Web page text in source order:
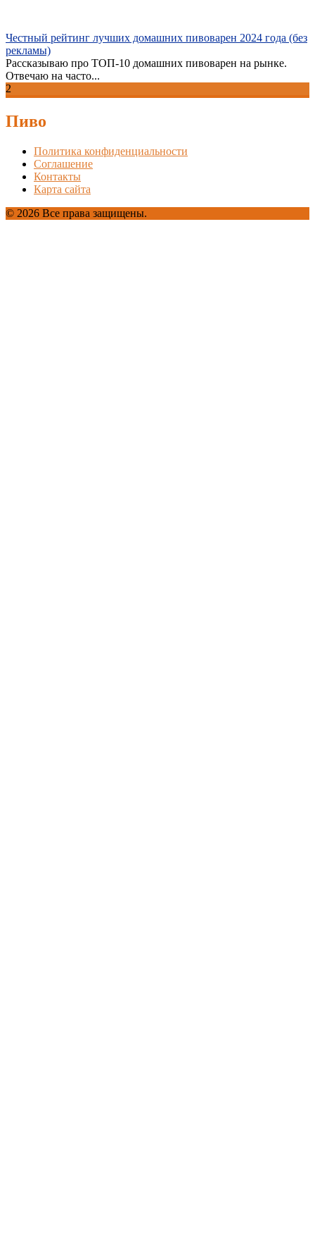
Честный рейтинг лучших домашних пивоварен 2024 года (без
рекламы)
Рассказываю про ТОП-10 домашних пивоварен на рынке.
Отвечаю на часто...
2
Пиво
Политика конфиденциальности
Соглашение
Контакты
Карта сайта
© 2026 Все права защищены.